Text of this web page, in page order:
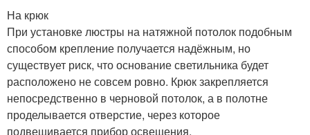
На крюк
При установке люстры на натяжной потолок подобным
способом крепление получается надёжным, но
существует риск, что основание светильника будет
расположено не совсем ровно. Крюк закрепляется
непосредственно в черновой потолок, а в полотне
проделывается отверстие, через которое
подвешивается прибор освещения.